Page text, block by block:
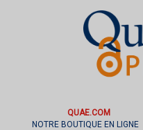
QUAE.COM
NOTRE BOUTIQUE EN LIGNE